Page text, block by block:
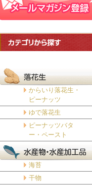
からいり落花生・
ピーナッツ
ゆで落花生
ピーナッツバタ
ー・ペースト
海苔
干物